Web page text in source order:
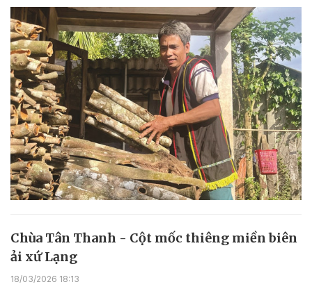
Chùa Tân Thanh - Cột mốc thiêng miền biên
ải xứ Lạng
18/03/2026 18:13